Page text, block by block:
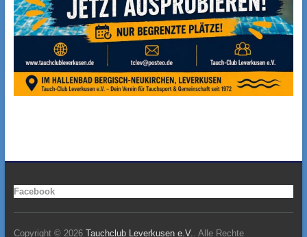
Facebook
Copyright © 2026 Tauchclub Leverkusen e.V.. Alle Rechte